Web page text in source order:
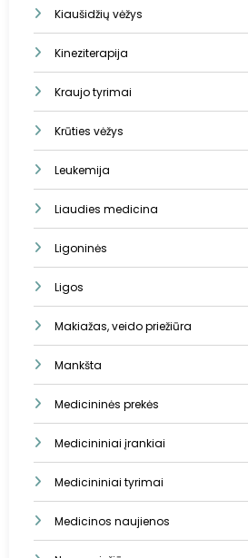
Kiaušidžių vėžys
Kineziterapija
Kraujo tyrimai
Krūties vėžys
Leukemija
Liaudies medicina
Ligoninės
Ligos
Makiažas, veido priežiūra
Mankšta
Medicininės prekės
Medicininiai įrankiai
Medicininiai tyrimai
Medicinos naujienos